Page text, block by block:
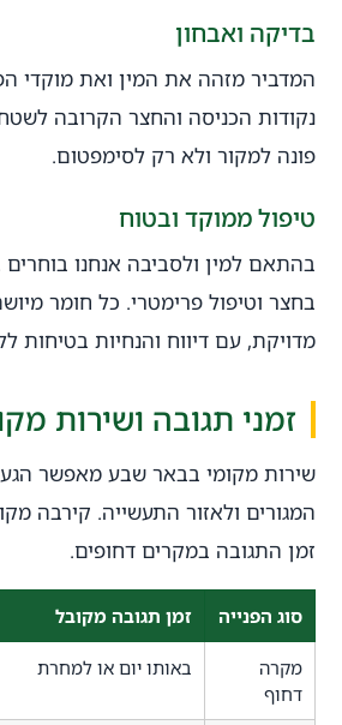
בדיקה ואבחון
המדביר מזהה את המין ואת מוקדי
נקודות הכניסה והחצר הקרובה
פונה למקור ולא רק לסימפטום.
טיפול ממוקד ובטוח
בהתאם למין ולסביבה אנחנו בוחרים
בחצר וטיפול פרימטרי. כל חומר
מדויקת, עם דיווח והנחיות בטיחות
זמני תגובה ושירות
שירות מקומי בבאר שבע מאפשר
המגורים ולאזור התעשייה. קירבה
זמן התגובה במקרים דחופים.
סוג הפנייה זמן תגובה מקובל
מקרה
דחוף
באותו יום או למחרת